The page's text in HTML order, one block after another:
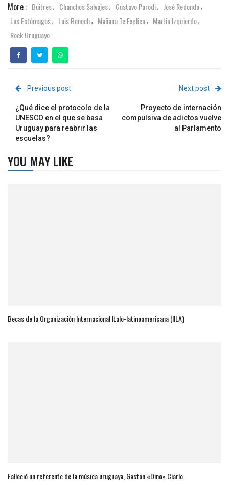
More : Buitres, Chanchos Salvajes, Gustavo Parodi, José Redondo,
Los Estómagos, Luis Benech, Mañana Te Explico, Martin Izquierdo,
Rock Uruguayo
Previous post
¿Qué dice el protocolo de la
UNESCO en el que se basa
Uruguay para reabrir las
escuelas?
Next post
Proyecto de internación
compulsiva de adictos vuelve
al Parlamento
YOU MAY LIKE
Becas de la Organización Internacional Italo-latinoamericana (IILA)
Falleció un referente de la música uruguaya, Gastón «Dino» Ciarlo.